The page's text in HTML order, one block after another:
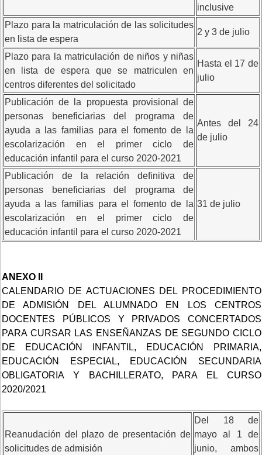
inclusive
Plazo para la matriculación de las solicitudes
en lista de espera
2 y 3 de julio
Plazo para la matriculación de niños y niñas
en lista de espera que se matriculen en
centros diferentes del solicitado
Hasta el 17 de
julio
Publicación de la propuesta provisional de
personas beneficiarias del programa de
ayuda a las familias para el fomento de la
escolarización en el primer ciclo de
educación infantil para el curso 2020-2021
Antes del 24
de julio
Publicación de la relación definitiva de
personas beneficiarias del programa de
ayuda a las familias para el fomento de la
escolarización en el primer ciclo de
educación infantil para el curso 2020-2021
31 de julio
ANEXO II
CALENDARIO DE ACTUACIONES DEL PROCEDIMIENTO
DE ADMISIÓN DEL ALUMNADO EN LOS CENTROS
DOCENTES PÚBLICOS Y PRIVADOS CONCERTADOS
PARA CURSAR LAS ENSEÑANZAS DE SEGUNDO CICLO
DE EDUCACIÓN INFANTIL, EDUCACIÓN PRIMARIA,
EDUCACIÓN ESPECIAL, EDUCACIÓN SECUNDARIA
OBLIGATORIA Y BACHILLERATO, PARA EL CURSO
2020/2021
Reanudación del plazo de presentación de
solicitudes de admisión
Del 18 de
mayo al 1 de
junio, ambos